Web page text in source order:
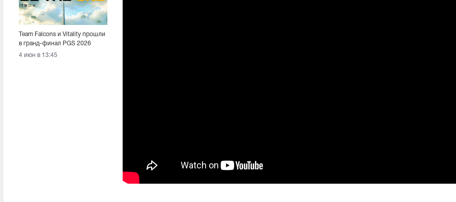
Team Falcons и Vitality прошли
в гранд-финал PGS 2026
Circuit 2 - Series Final
4 июн в 13:45